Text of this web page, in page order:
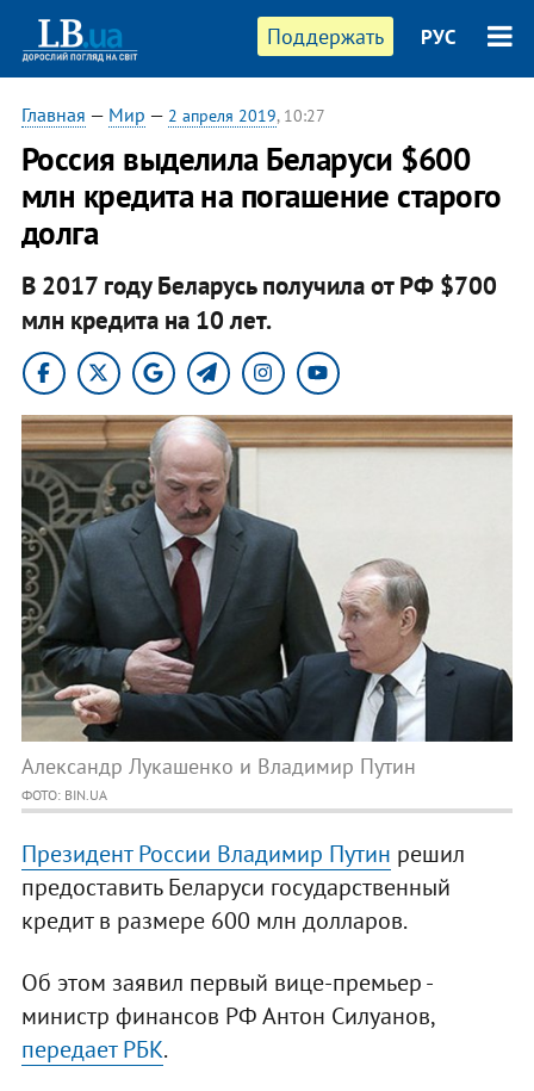
Поддержать РУС
Главная — Мир — 2 апреля 2019, 10:27
Россия выделила Беларуси $600
млн кредита на ​погашение старого
долга
В 2017 году Беларусь получила от РФ $700
млн кредита на 10 лет.
Александр Лукашенко и Владимир Путин
ФОТО: BIN.UA
Президент России Владимир Путин решил
предоставить Беларуси государственный
кредит в размере 600 млн долларов.
Об этом заявил первый вице-премьер -
министр финансов РФ Антон Силуанов,
передает РБК.